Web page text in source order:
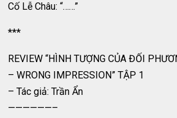
Cố Lễ Châu: “……”
***
REVIEW “HÌNH TƯỢNG CỦA ĐỐI
– WRONG IMPRESSION” TẬP 1
– Tác giả: Trần Ẩn
——————–